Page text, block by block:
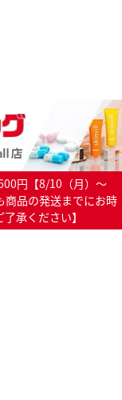
円【8/10（月）～
品の発送までにお時
承ください】